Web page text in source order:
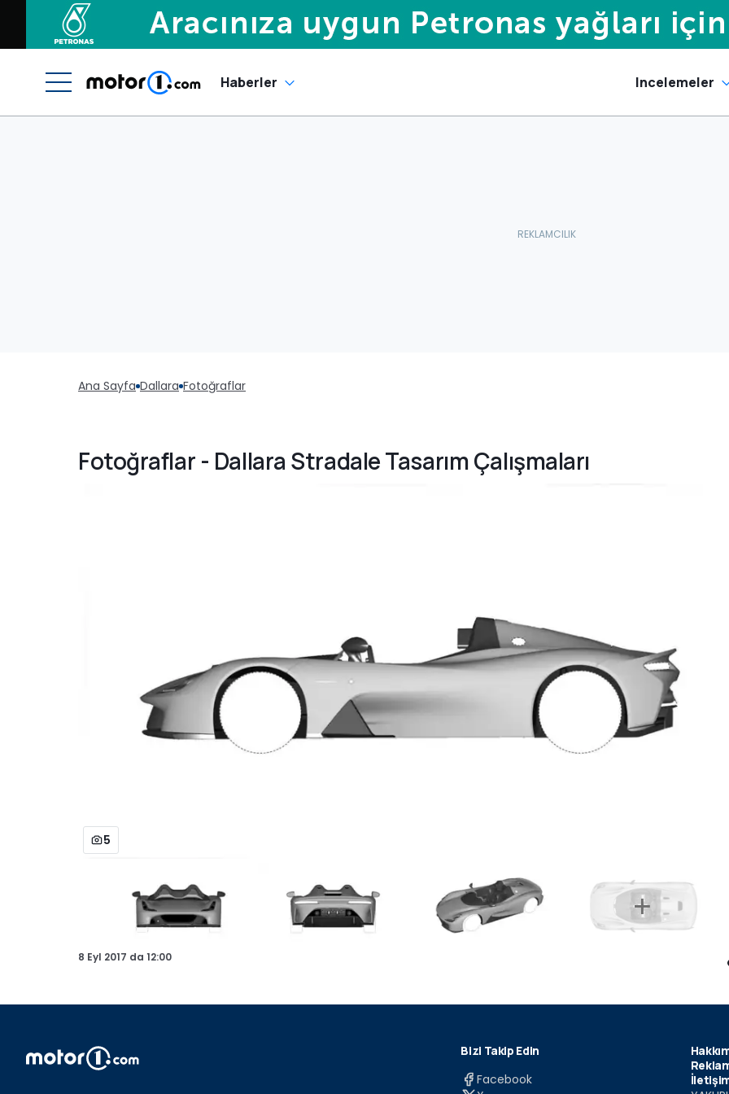
Haberler Incelemeler
Ana Sayfa Dallara Fotoğraflar
Fotoğraflar - Dallara Stradale Tasarım Çalışmaları
5
8 Eyl 2017 da 12:00
Bizi Takip Edin
Facebook